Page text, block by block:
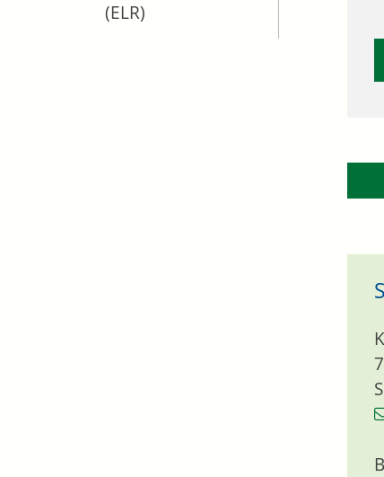
(ELR)